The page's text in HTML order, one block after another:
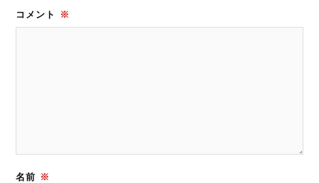
コメント ※
名前 ※